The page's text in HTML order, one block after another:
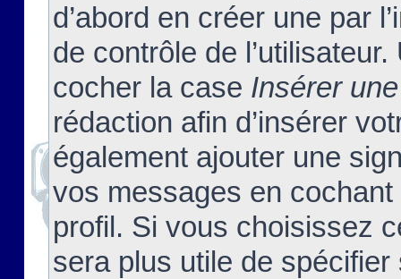
d’abord en créer une par
de contrôle de
cocher la case Insérer
rédaction afin d’insérer
également ajouter une
vos messages en
profil. Si vous choisissez
sera plus utile de